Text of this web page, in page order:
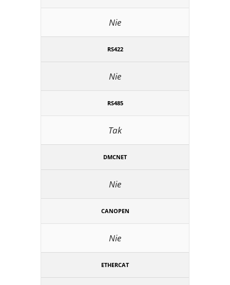
Nie
RS422
Nie
RS485
Tak
DMCNET
Nie
CANOPEN
Nie
ETHERCAT